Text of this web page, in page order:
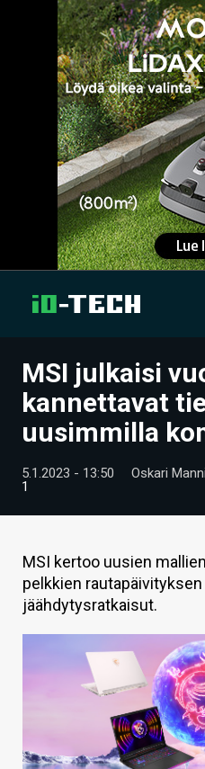
UUTISET
ARTIKKELIT
VIDEOT
HINTA.FI
KAUPPA
VAIHDA TEEMA
MSI julkaisi
kannettavat
uusimmilla
5.1.2023 - 13:50 Oskari
1
MSI kertoo uusien
pelkkien
jäähdytysratkaisut.